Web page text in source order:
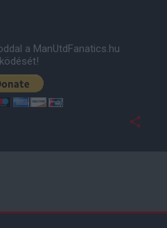
a ManUtdFanatics.hu